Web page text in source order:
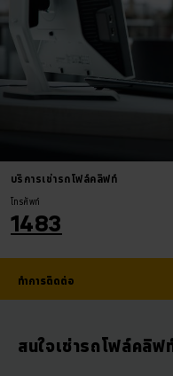
บริการเช่ารถโฟล์คลิฟท์
โทรศัพท์
1483
ทำการติดต่อ
สนใจเช่ารถโฟล์คลิ